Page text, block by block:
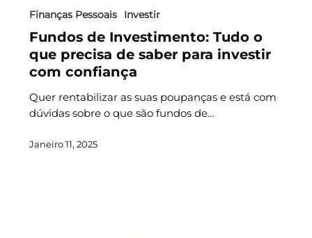
Finanças Pessoais Investir
Fundos de Investimento: Tudo o
que precisa de saber para investir
com confiança
Quer rentabilizar as suas poupanças e está com
dúvidas sobre o que são fundos de…
Janeiro 11, 2025